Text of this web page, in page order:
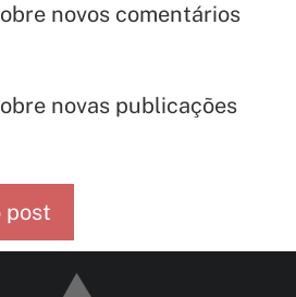
novos comentários
novas publicações